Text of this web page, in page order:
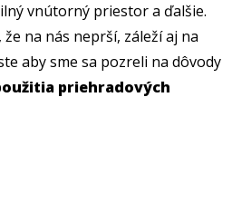
vnútorný priestor a ďalšie.
na nás neprší, záleží aj na
aby sme sa pozreli na dôvody
priehradových